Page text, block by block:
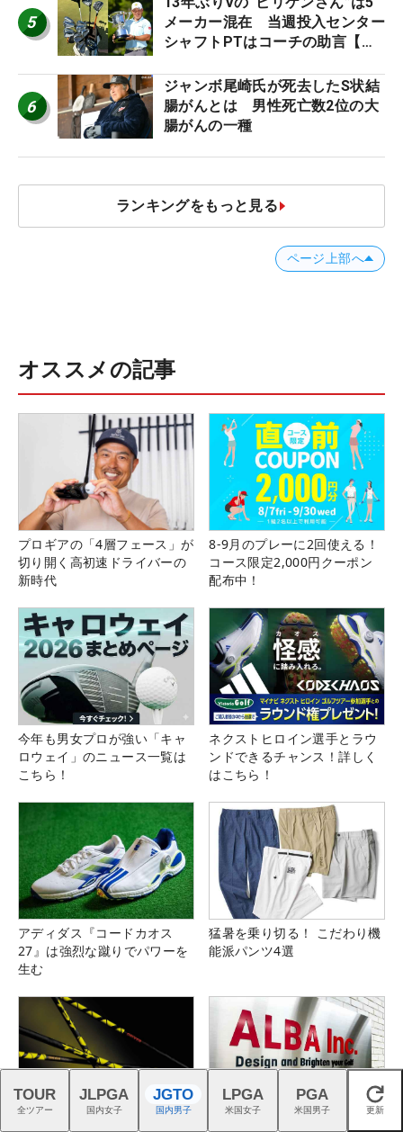
5
メーカー混在 当週投入センター
シャフトPTはコーチの助言【勝
6
ジャンボ尾崎氏が死去したS状結
腸がんとは 男性死亡数2位の大
腸がんの一種
ランキングをもっと見る
ページ上部へ
オススメの記事
プロギアの「4層フェース」が
切り開く高初速ドライバーの
新時代
8-9月のプレーに2回使える！
コース限定2,000円クーポン
配布中！
今年も男女プロが強い「キャ
ロウェイ」のニュース一覧は
こちら！
ネクストヒロイン選手とラウ
ンドできるチャンス！詳しく
はこちら！
アディダス『コードカオス
27』は強烈な蹴りでパワーを
生む
猛暑を乗り切る！ こだわり機
能派パンツ4選
スイスの叡智が生んだTPTシ ゴルフの熱狂を、つくる仕
閉じる
TOUR
全ツアー
JLPGA
国内女子
JGTO
国内男子
LPGA
米国女子
PGA
米国男子 更新